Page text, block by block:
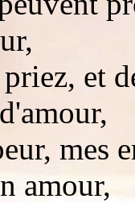
et
mes
amour,